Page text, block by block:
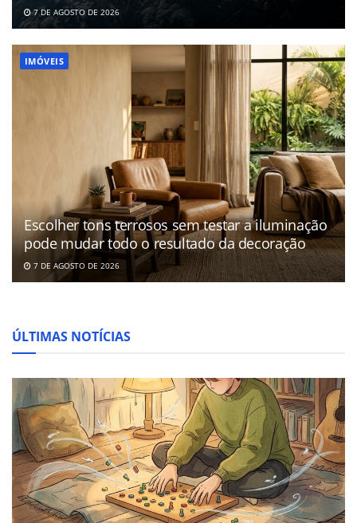
7 DE AGOSTO DE 2026
IMÓVEIS
Escolher tons terrosos sem testar a iluminação
pode mudar todo o resultado da decoração
7 DE AGOSTO DE 2026
ÚLTIMAS NOTÍCIAS